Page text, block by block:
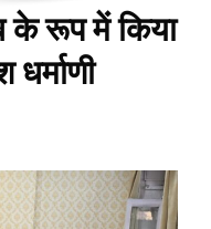
के रूप में किया